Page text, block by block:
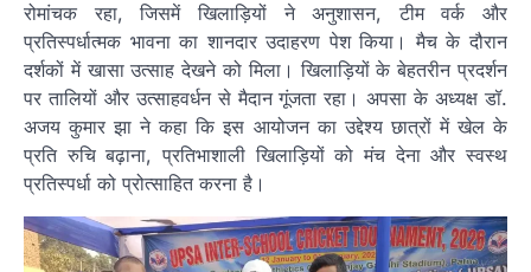
रोमांचक रहा, जिसमें खिलाड़ियों ने अनुशासन, टीम वर्क और
प्रतिस्पर्धात्मक भावना का शानदार उदाहरण पेश किया। मैच के दौरान
दर्शकों में खासा उत्साह देखने को मिला। खिलाड़ियों के बेहतरीन प्रदर्शन
पर तालियों और उत्साहवर्धन से मैदान गूंजता रहा। अपसा के अध्यक्ष डॉ.
अजय कुमार झा ने कहा कि इस आयोजन का उद्देश्य छात्रों में खेल के
प्रति रुचि बढ़ाना, प्रतिभाशाली खिलाड़ियों को मंच देना और स्वस्थ
प्रतिस्पर्धा को प्रोत्साहित करना है।